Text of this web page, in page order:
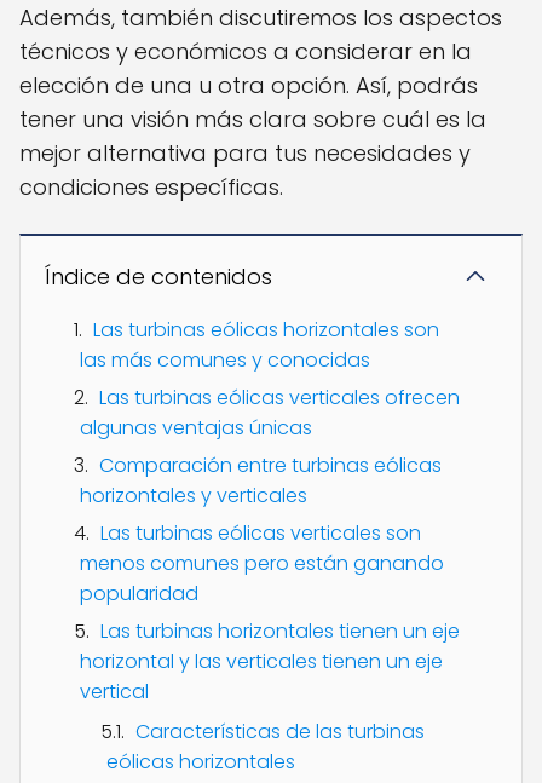
Además, también discutiremos los aspectos
técnicos y económicos a considerar en la
elección de una u otra opción. Así, podrás
tener una visión más clara sobre cuál es la
mejor alternativa para tus necesidades y
condiciones específicas.
Índice de contenidos
Las turbinas eólicas horizontales son
las más comunes y conocidas
Las turbinas eólicas verticales ofrecen
algunas ventajas únicas
Comparación entre turbinas eólicas
horizontales y verticales
Las turbinas eólicas verticales son
menos comunes pero están ganando
popularidad
Las turbinas horizontales tienen un eje
horizontal y las verticales tienen un eje
vertical
Características de las turbinas
eólicas horizontales